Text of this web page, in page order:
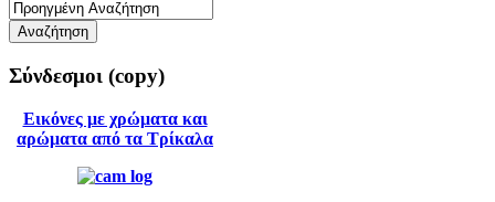
Σύνδεσμοι (copy)
Εικόνες με χρώματα και
αρώματα από τα Τρίκαλα